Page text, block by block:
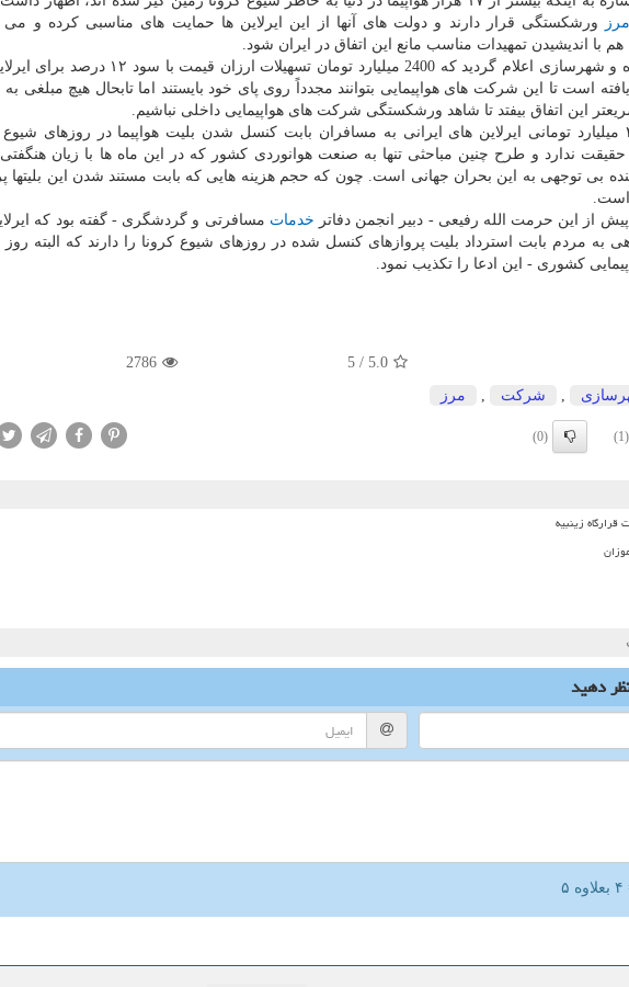
مرز
ورشکستگی قرار دارند و دولت های آنها از این ایرلاین ها حمایت های مناسبی کرده و می
با اندیشیدن تمهیدات مناسب مانع این اتفاق در ایران شود.
وی اعلام نمود: اخیراً از جانب وزیر راه و شهرسازی اعلام گردید که 2400 میلیارد تومان تسهیلات
است تا این شرکت های هواپیمایی بتوانند مجدداً روی پای خود بایستند اما تابحال هیچ مبلغی به
این اتفاق بیفتد تا شاهد ورشکستگی شرکت های هواپیمایی داخلی نباشیم.
سامانی با اشاره به ادعای بدهی ۴۰۰ میلیارد تومانی ایرلاین های ایرانی به مسافران بابت کنسل شدن بلیت هواپیما در روزهای
ندارد و طرح چنین مباحثی تنها به صنعت هوانوردی کشور که در این ماه ها با زیان
بی توجهی به این بحران جهانی است. چون که حجم هزینه هایی که بابت مستند شدن این بلیتها
است.
از این حرمت الله رفیعی - دبیر انجمن دفاتر خدمات مسافرتی و گردشگری - گفته بود که
تومان بدهی به مردم بابت استرداد بلیت پروازهای کنسل شده در روزهای شیوع کرونا را دارند که البته
کشوری - این ادعا را تکذیب نمود.
5.0
/
5
2786
, شركت , مرز
(1)
(0)
دهید
۵